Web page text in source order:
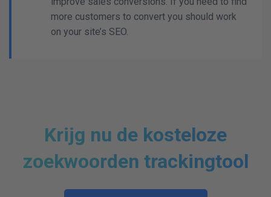
more customers to convert you should work
on your site’s SEO.
Krijg nu de kosteloze
zoekwoorden trackingtool